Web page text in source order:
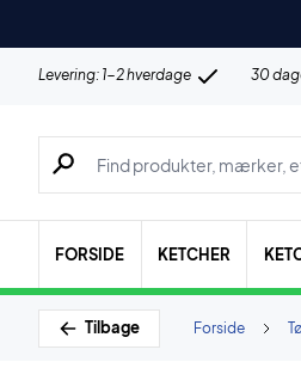
Levering: 1-2 hverdage 30
Søg efter produkter, mærker
FORSIDE KETCHER
Tilbage Forside